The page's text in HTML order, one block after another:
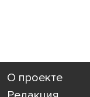
О проекте